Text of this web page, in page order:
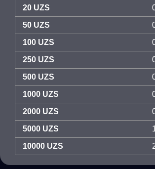
20 UZS
50 UZS
100 UZS
250 UZS
500 UZS
1000 UZS
2000 UZS
5000 UZS
10000 UZS